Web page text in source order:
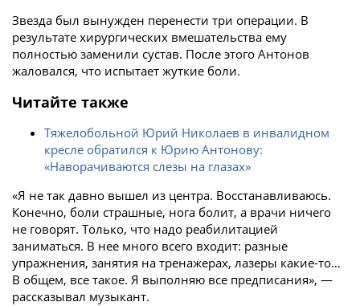
Звезда был вынужден перенести три операции. В
результате хирургических вмешательства ему
полностью заменили сустав. После этого Антонов
жаловался, что испытает жуткие боли.
Читайте также
Тяжелобольной Юрий Николаев в инвалидном
кресле обратился к Юрию Антонову:
«Наворачиваются слезы на глазах»
«Я не так давно вышел из центра. Восстанавливаюсь.
Конечно, боли страшные, нога болит, а врачи ничего
не говорят. Только, что надо реабилитацией
заниматься. В нее много всего входит: разные
упражнения, занятия на тренажерах, лазеры какие-то…
В общем, все такое. Я выполняю все предписания», —
рассказывал музыкант.